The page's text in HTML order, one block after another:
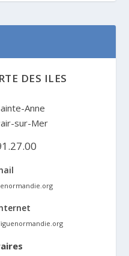
DES ILES
Anne
sur-Mer